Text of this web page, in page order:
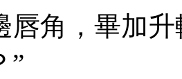
角，畢加升
”